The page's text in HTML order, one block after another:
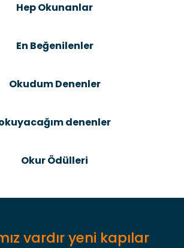
eksik bilgiler bulunuyor.
diğer sitelerden daha pahalı.
Hep Okunanlar
En Beğenilenler
Okudum Denenler
denenler
Okur Ödülleri
vardır yeni kapılar